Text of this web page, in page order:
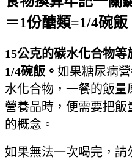
＝1份醣類=1/4碗飯
15公克的碳水化合物等
1/4碗飯。 如果糖尿病
水化合物，一餐的飯
營養品時，便需要把
的概念。
如果無法一次喝完，請